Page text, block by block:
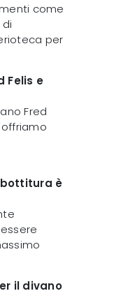
come
per
Felis e
Fred
offriamo
è
il divano